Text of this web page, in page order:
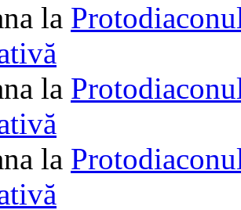
la
la
la